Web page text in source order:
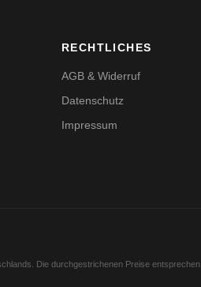
RECHTLICHES
AGB & Widerruf
Datenschutz
Impressum
Die durchgestrichenen Preise